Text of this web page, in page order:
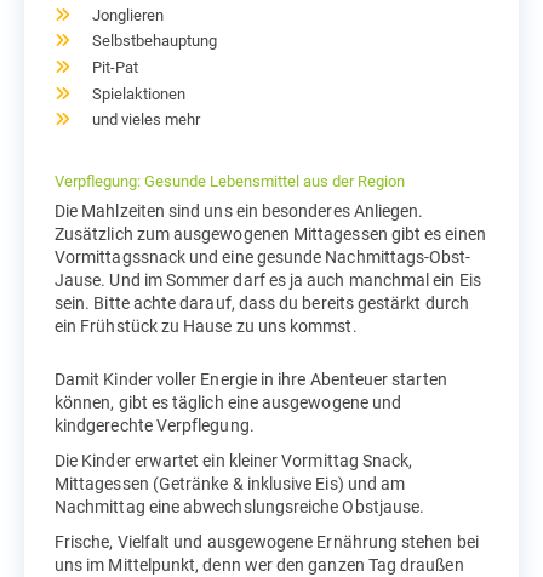
Jonglieren
Selbstbehauptung
Pit-Pat
Spielaktionen
und vieles mehr
Verpflegung: Gesunde Lebensmittel aus der Region
Die Mahlzeiten sind uns ein besonderes Anliegen.
Zusätzlich zum ausgewogenen Mittagessen gibt es einen
Vormittagssnack und eine gesunde Nachmittags-Obst-
Jause. Und im Sommer darf es ja auch manchmal ein Eis
sein. Bitte achte darauf, dass du bereits gestärkt durch
ein Frühstück zu Hause zu uns kommst.
Damit Kinder voller Energie in ihre Abenteuer starten
können, gibt es täglich eine ausgewogene und
kindgerechte Verpflegung.
Die Kinder erwartet ein kleiner Vormittag Snack,
Mittagessen (Getränke & inklusive Eis) und am
Nachmittag eine abwechslungsreiche Obstjause.
Frische, Vielfalt und ausgewogene Ernährung stehen bei
uns im Mittelpunkt, denn wer den ganzen Tag draußen